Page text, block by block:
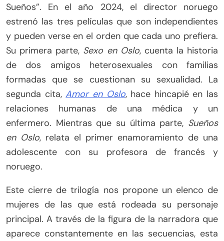
Sueños”. En el año 2024, el director noruego
estrenó las tres películas que son independientes
y pueden verse en el orden que cada uno prefiera.
Su primera parte, Sexo en Oslo, cuenta la historia
de dos amigos heterosexuales con familias
formadas que se cuestionan su sexualidad. La
segunda cita,Amor en Oslo, hace hincapié en las
relaciones humanas de una médica y un
enfermero. Mientras que su última parte, Sueños
en Oslo, relata el primer enamoramiento de una
adolescente con su profesora de francés y
noruego.
Este cierre de trilogía nos propone un elenco de
mujeres de las que está rodeada su personaje
principal. A través de la figura de la narradora que
aparece constantemente en las secuencias, esta